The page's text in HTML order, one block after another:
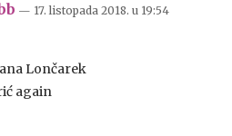
— 17. listopada 2018. u 19:54
Lončarek
again